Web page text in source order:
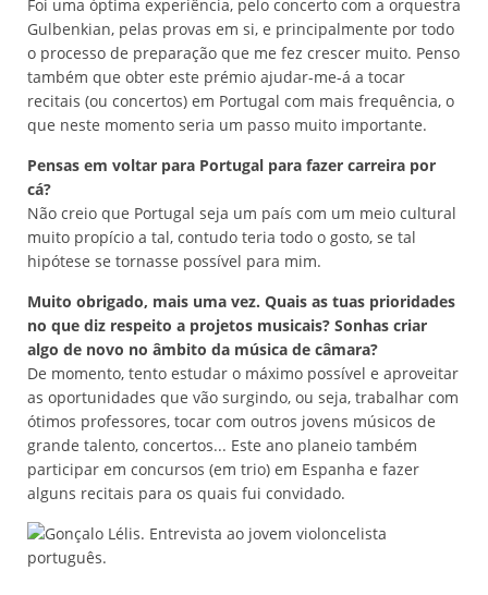
Foi uma óptima experiência, pelo concerto com a orquestra
Gulbenkian, pelas provas em si, e principalmente por todo
o processo de preparação que me fez crescer muito. Penso
também que obter este prémio ajudar-me-á a tocar
recitais (ou concertos) em Portugal com mais frequência, o
que neste momento seria um passo muito importante.
Pensas em voltar para Portugal para fazer carreira por
cá?
Não creio que Portugal seja um país com um meio cultural
muito propício a tal, contudo teria todo o gosto, se tal
hipótese se tornasse possível para mim.
Muito obrigado, mais uma vez. Quais as tuas prioridades
no que diz respeito a projetos musicais? Sonhas criar
algo de novo no âmbito da música de câmara?
De momento, tento estudar o máximo possível e aproveitar
as oportunidades que vão surgindo, ou seja, trabalhar com
ótimos professores, tocar com outros jovens músicos de
grande talento, concertos... Este ano planeio também
participar em concursos (em trio) em Espanha e fazer
alguns recitais para os quais fui convidado.